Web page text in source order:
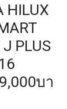
HILUX
PLUS
บา